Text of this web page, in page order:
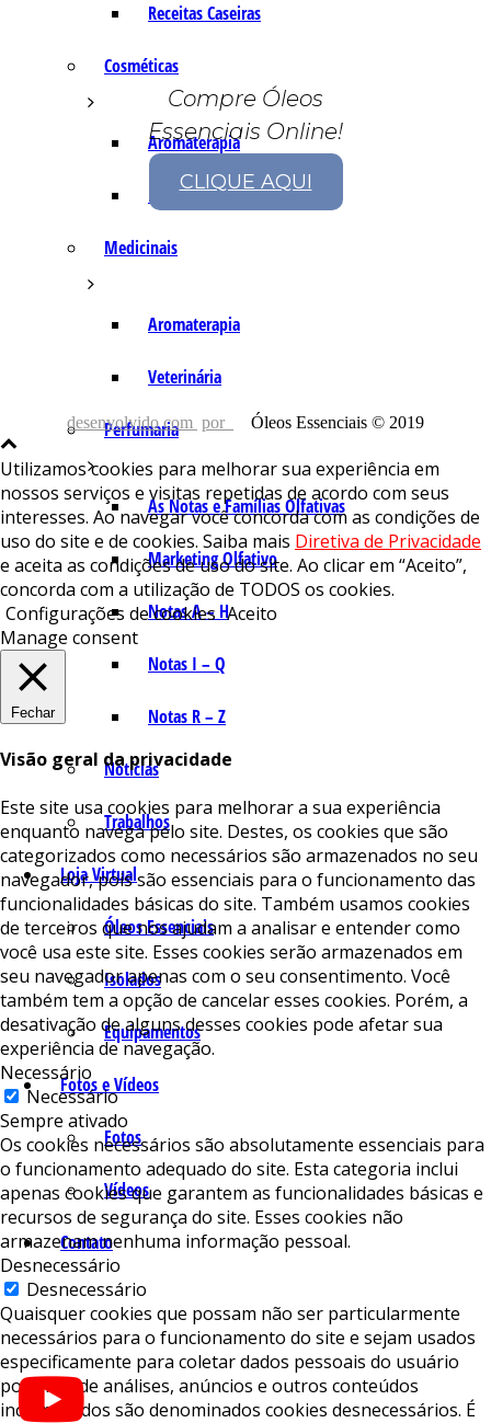
Receitas Caseiras
Cosméticas
Aromaterapia
Fórmulas Caseiras
Medicinais
Aromaterapia
Veterinária
Perfumaria
As Notas e Famílias Olfativas
Marketing Olfativo
Notas A – H
Notas I – Q
Notas R – Z
Notícias
Trabalhos
Loja Virtual
Óleos Essenciais
Isolados
Equipamentos
Fotos e Vídeos
Fotos
Vídeos
Contato
Compre Óleos
Essenciais Online!
CLIQUE AQUI
desenvolvido com por Óleos Essenciais © 2019
Utilizamos cookies para melhorar sua experiência em
nossos serviços e visitas repetidas de acordo com seus
interesses. Ao navegar você concorda com as condições de
uso do site e de cookies. Saiba mais Diretiva de Privacidade
e aceita as condições de uso do site. Ao clicar em “Aceito”,
concorda com a utilização de TODOS os cookies.
Configurações de cookies Aceito
Manage consent
Fechar
Visão geral da privacidade
Este site usa cookies para melhorar a sua experiência
enquanto navega pelo site. Destes, os cookies que são
categorizados como necessários são armazenados no seu
navegador, pois são essenciais para o funcionamento das
funcionalidades básicas do site. Também usamos cookies
de terceiros que nos ajudam a analisar e entender como
você usa este site. Esses cookies serão armazenados em
seu navegador apenas com o seu consentimento. Você
também tem a opção de cancelar esses cookies. Porém, a
desativação de alguns desses cookies pode afetar sua
experiência de navegação.
Necessário
Necessário
Sempre ativado
Os cookies necessários são absolutamente essenciais para
o funcionamento adequado do site. Esta categoria inclui
apenas cookies que garantem as funcionalidades básicas e
recursos de segurança do site. Esses cookies não
armazenam nenhuma informação pessoal.
Desnecessário
Desnecessário
Quaisquer cookies que possam não ser particularmente
necessários para o funcionamento do site e sejam usados ​​
especificamente para coletar dados pessoais do usuário
por meio de análises, anúncios e outros conteúdos
incorporados são denominados cookies desnecessários. É